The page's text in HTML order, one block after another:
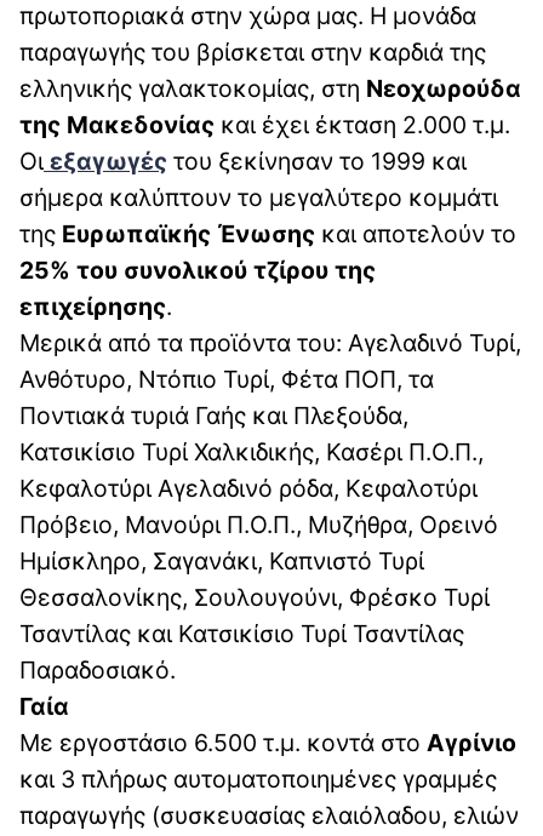
πρωτοποριακά στην χώρα μας. Η μονάδα
παραγωγής του βρίσκεται στην καρδιά της
ελληνικής γαλακτοκομίας, στη Νεοχωρούδα
της Μακεδονίας και έχει έκταση 2.000 τ.μ.
Οι εξαγωγές του ξεκίνησαν το 1999 και
σήμερα καλύπτουν το μεγαλύτερο κομμάτι
της Ευρωπαϊκής Ένωσης και αποτελούν το
25% του συνολικού τζίρου της
επιχείρησης.
Μερικά από τα προϊόντα του: Αγελαδινό Τυρί,
Ανθότυρο, Ντόπιο Τυρί, Φέτα ΠΟΠ, τα
Ποντιακά τυριά Γαής και Πλεξούδα,
Κατσικίσιο Τυρί Χαλκιδικής, Κασέρι Π.Ο.Π.,
Κεφαλοτύρι Αγελαδινό ρόδα, Κεφαλοτύρι
Πρόβειο, Μανούρι Π.Ο.Π., Μυζήθρα, Ορεινό
Ημίσκληρο, Σαγανάκι, Καπνιστό Τυρί
Θεσσαλονίκης, Σουλουγούνι, Φρέσκο Τυρί
Τσαντίλας και Κατσικίσιο Τυρί Τσαντίλας
Παραδοσιακό.
Γαία
Με εργοστάσιο 6.500 τ.μ. κοντά στο Αγρίνιο
και 3 πλήρως αυτοματοποιημένες γραμμές
παραγωγής (συσκευασίας ελαιόλαδου, ελιών